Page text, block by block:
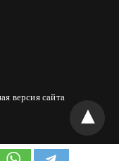
версия сайта